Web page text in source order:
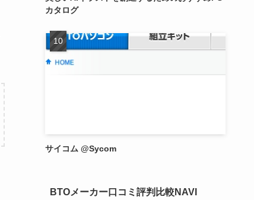
カタログ
サイコム @Sycom
BTOメーカー口コミ評判比較NAVI